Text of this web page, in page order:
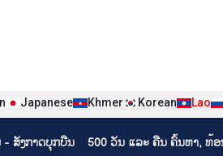
Lào
Japanese Khmer Korean Lao
- ສັງ​ກາດ​ບຸກ​ບືນ 500 ວັນ ແລະ ຄືນ ຄົ້ນຫາ, ທ້